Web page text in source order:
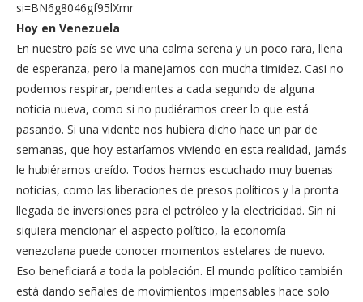
si=BN6g8046gf95lXmr
Hoy en Venezuela
En nuestro país se vive una calma serena y un poco rara, llena
de esperanza, pero la manejamos con mucha timidez. Casi no
podemos respirar, pendientes a cada segundo de alguna
noticia nueva, como si no pudiéramos creer lo que está
pasando. Si una vidente nos hubiera dicho hace un par de
semanas, que hoy estaríamos viviendo en esta realidad, jamás
le hubiéramos creído. Todos hemos escuchado muy buenas
noticias, como las liberaciones de presos políticos y la pronta
llegada de inversiones para el petróleo y la electricidad. Sin ni
siquiera mencionar el aspecto político, la economía
venezolana puede conocer momentos estelares de nuevo.
Eso beneficiará a toda la población. El mundo político también
está dando señales de movimientos impensables hace solo